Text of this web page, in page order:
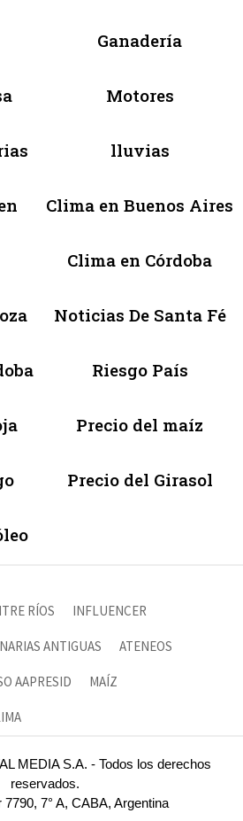
Ganadería
Motores
lluvias
Clima en Buenos Aires
Clima en Córdoba
Noticias De Santa Fé
Riesgo País
Precio del maíz
Precio del Girasol
RÍOS INFLUENCER
ANTIGUAS ATENEOS
AAPRESID MAÍZ
MEDIA S.A. - Todos los derechos
reservados.
7790, 7° A, CABA, Argentina